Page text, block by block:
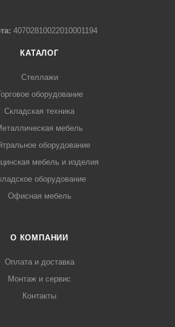
40702810022010001194
КАТАЛОГ
Стеллажи
оборудование
Складская техника
мебель
оборудование
мебель и изделия
оборудование
Офисная мебель
О КОМПАНИИ
Оплата и доставка
Монтаж и сервис
Контакты